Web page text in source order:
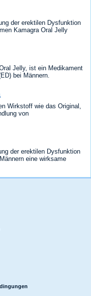
der erektilen Dysfunktion
Kamagra Oral Jelly
Jelly, ist ein Medikament
bei Männern.
Wirkstoff wie das Original,
von
der erektilen Dysfunktion
eine wirksame